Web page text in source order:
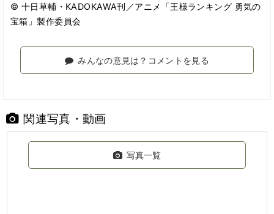
© 十日草輔・KADOKAWA刊／アニメ「王様ランキング 勇気の
宝箱」製作委員会
みんなの意見は？コメントを見る
関連写真・動画
写真一覧